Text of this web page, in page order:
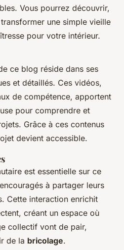
Vous pourrez découvrir,
une simple vieille
pour votre intérieur.
ce blog réside dans ses
et détaillés. Ces vidéos,
de compétence, apportent
pour comprendre et
Grâce à ces contenus
devient accessible.
est essentielle sur ce
à partager leurs
Cette interaction enrichit
créant un espace où
collectif vont de pair,
de la bricolage.